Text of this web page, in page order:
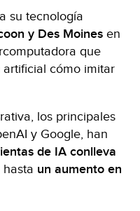
su tecnología
y Des Moines en
que
cómo imitar
los principales
y Google, han
de IA conlleva
un aumento en